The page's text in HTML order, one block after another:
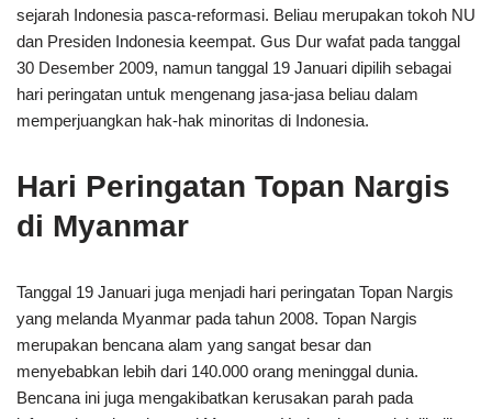
sejarah Indonesia pasca-reformasi. Beliau merupakan tokoh NU
dan Presiden Indonesia keempat. Gus Dur wafat pada tanggal
30 Desember 2009, namun tanggal 19 Januari dipilih sebagai
hari peringatan untuk mengenang jasa-jasa beliau dalam
memperjuangkan hak-hak minoritas di Indonesia.
Hari Peringatan Topan Nargis
di Myanmar
Tanggal 19 Januari juga menjadi hari peringatan Topan Nargis
yang melanda Myanmar pada tahun 2008. Topan Nargis
merupakan bencana alam yang sangat besar dan
menyebabkan lebih dari 140.000 orang meninggal dunia.
Bencana ini juga mengakibatkan kerusakan parah pada